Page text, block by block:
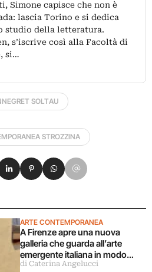
Simone capisce che non è
lascia Torino e si dedica
studio della letteratura.
s’iscrive così alla Facoltà di
si…
SOLTAU
STROZZINA
ARTE CONTEMPORANEA
A Firenze apre una nuova
galleria che guarda all’arte
emergente italiana in modo
decentrato
di Caterina Angelucci
Facebook
su Xsu LinkedIn
Condividi su Pinterest
Condividi su WhatsApp
Condividi su Email